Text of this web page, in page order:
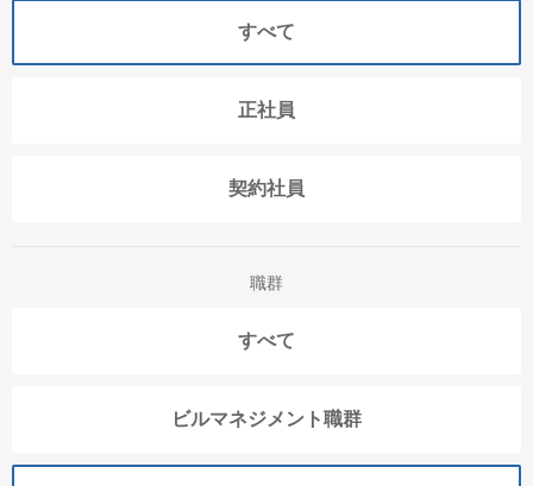
すべて
正社員
契約社員
職群
すべて
ビルマネジメント職群